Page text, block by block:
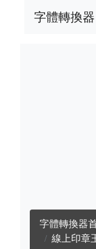
字體轉換器
字體轉換器
線上印章